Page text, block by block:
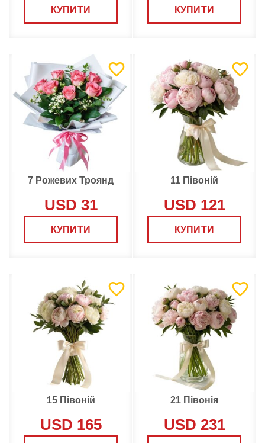
КУПИТИ КУПИТИ
7 Рожевих Троянд
USD 31
КУПИТИ
11 Півоній
USD 121
КУПИТИ
15 Півоній
USD 165
21 Півонія
USD 231